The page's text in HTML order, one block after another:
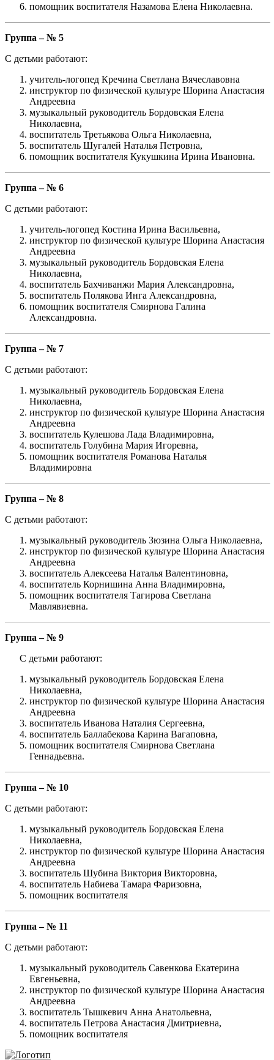
помощник воспитателя Назамова Елена Николаевна.
Группа – № 5
С детьми работают:
учитель-логопед Кречина Светлана Вячеславовна
инструктор по физической культуре Шорина Анастасия
Андреевна
музыкальный руководитель Бордовская Елена
Николаевна,
воспитатель Третьякова Ольга Николаевна,
воспитатель Шугалей Наталья Петровна,
помощник воспитателя Кукушкина Ирина Ивановна.
Группа – № 6
С детьми работают:
учитель-логопед Костина Ирина Васильевна,
инструктор по физической культуре Шорина Анастасия
Андреевна
музыкальный руководитель Бордовская Елена
Николаевна,
воспитатель Бахчиванжи Мария Александровна,
воспитатель Полякова Инга Александровна,
помощник воспитателя Смирнова Галина
Александровна.
Группа – № 7
С детьми работают:
музыкальный руководитель Бордовская Елена
Николаевна,
инструктор по физической культуре Шорина Анастасия
Андреевна
воспитатель Кулешова Лада Владимировна,
воспитатель Голубина Мария Игоревна,
помощник воспитателя Романова Наталья
Владимировна
Группа – № 8
С детьми работают:
музыкальный руководитель Зюзина Ольга Николаевна,
инструктор по физической культуре Шорина Анастасия
Андреевна
воспитатель Алексеева Наталья Валентиновна,
воспитатель Корнишина Анна Владимировна,
помощник воспитателя Тагирова Светлана
Мавлявиевна.
Группа – № 9
С детьми работают:
музыкальный руководитель Бордовская Елена
Николаевна,
инструктор по физической культуре Шорина Анастасия
Андреевна
воспитатель Иванова Наталия Сергеевна,
воспитатель Баллабекова Карина Вагаповна,
помощник воспитателя Смирнова Светлана
Геннадьевна.
Группа – № 10
С детьми работают:
музыкальный руководитель Бордовская Елена
Николаевна,
инструктор по физической культуре Шорина Анастасия
Андреевна
воспитатель Шубина Виктория Викторовна,
воспитатель Набиева Тамара Фаризовна,
помощник воспитателя
Группа – № 11
С детьми работают:
музыкальный руководитель Савенкова Екатерина
Евгеньевна,
инструктор по физической культуре Шорина Анастасия
Андреевна
воспитатель Тышкевич Анна Анатольевна,
воспитатель Петрова Анастасия Дмитриевна,
помощник воспитателя